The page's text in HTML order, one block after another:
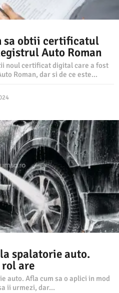
sa obtii certificatul
Auto Roman
noul certificat digital care a fost
Roman, dar si de ce este...
1
2
.
2
0
2
4
spalatorie auto.
rol are
auto. Afla cum sa o aplici in mod
ii urmezi, dar...